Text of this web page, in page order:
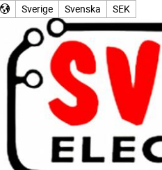
Sverige Svenska SEK